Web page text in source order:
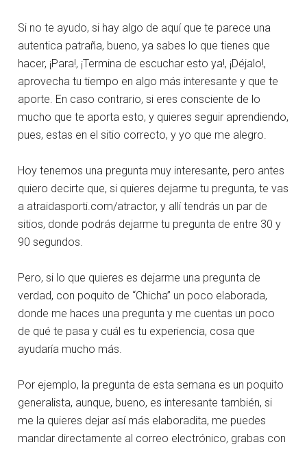
Si no te ayudo, si hay algo de aquí que te parece una
autentica patraña, bueno, ya sabes lo que tienes que
hacer, ¡Para!, ¡Termina de escuchar esto ya!, ¡Déjalo!,
aprovecha tu tiempo en algo más interesante y que te
aporte. En caso contrario, si eres consciente de lo
mucho que te aporta esto, y quieres seguir aprendiendo,
pues, estas en el sitio correcto, y yo que me alegro.
Hoy tenemos una pregunta muy interesante, pero antes
quiero decirte que, si quieres dejarme tu pregunta, te vas
a atraidasporti.com/atractor, y allí tendrás un par de
sitios, donde podrás dejarme tu pregunta de entre 30 y
90 segundos.
Pero, si lo que quieres es dejarme una pregunta de
verdad, con poquito de “Chicha” un poco elaborada,
donde me haces una pregunta y me cuentas un poco
de qué te pasa y cuál es tu experiencia, cosa que
ayudaría mucho más.
Por ejemplo, la pregunta de esta semana es un poquito
generalista, aunque, bueno, es interesante también, si
me la quieres dejar así más elaboradita, me puedes
mandar directamente al correo electrónico, grabas con